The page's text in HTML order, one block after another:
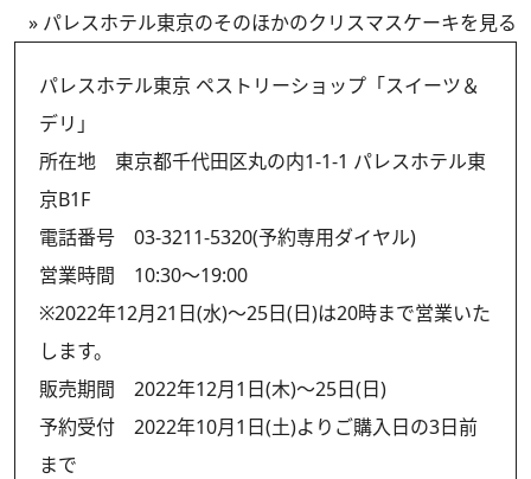
» パレスホテル東京のそのほかのクリスマスケーキを見る
パレスホテル東京 ペストリーショップ「スイーツ＆
デリ」
所在地 東京都千代田区丸の内1-1-1 パレスホテル東
京B1F
電話番号 03-3211-5320(予約専用ダイヤル)
営業時間 10:30～19:00
※2022年12月21日(水)～25日(日)は20時まで営業いた
します。
販売期間 2022年12月1日(木)～25日(日)
予約受付 2022年10月1日(土)よりご購入日の3日前
まで